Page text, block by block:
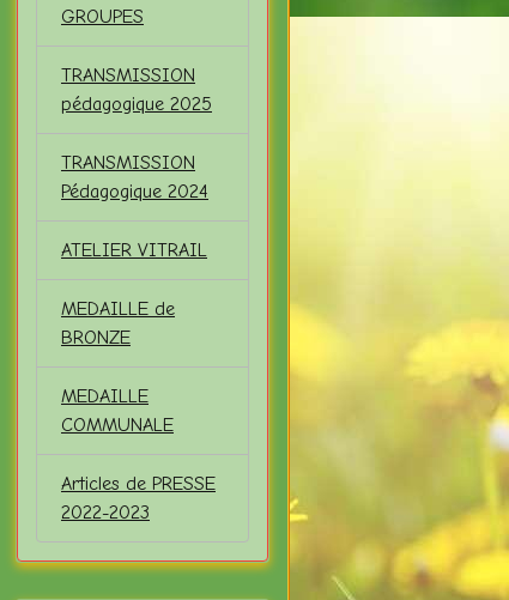
GROUPES
TRANSMISSION
pédagogique 2025
TRANSMISSION
Pédagogique 2024
ATELIER VITRAIL
MEDAILLE de
BRONZE
MEDAILLE
COMMUNALE
Articles de PRESSE
2022-2023